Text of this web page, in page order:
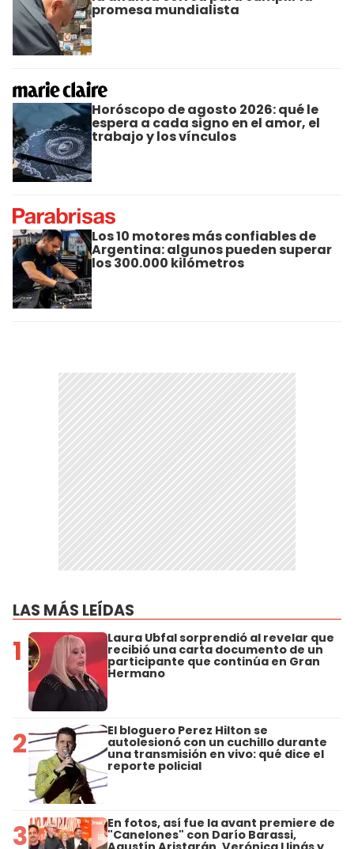
promesa mundialista
Horóscopo de agosto 2026: qué le
espera a cada signo en el amor, el
trabajo y los vínculos
Los 10 motores más confiables de
Argentina: algunos pueden superar
los 300.000 kilómetros
LAS MÁS LEÍDAS
1 Laura Ubfal sorprendió al revelar que
recibió una carta documento de un
participante que continúa en Gran
Hermano
2 El bloguero Perez Hilton se
autolesionó con un cuchillo durante
una transmisión en vivo: qué dice el
reporte policial
3 En fotos, así fue la avant premiere de
"Canelones" con Darío Barassi,